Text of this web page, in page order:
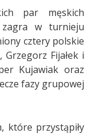
par męskich
zagra w turnieju
cztery polskie
Fijałek i
Kujawiak oraz
fazy grupowej
które przystąpiły